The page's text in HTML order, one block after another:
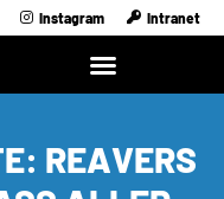
Instagram Intranet
REAVERS